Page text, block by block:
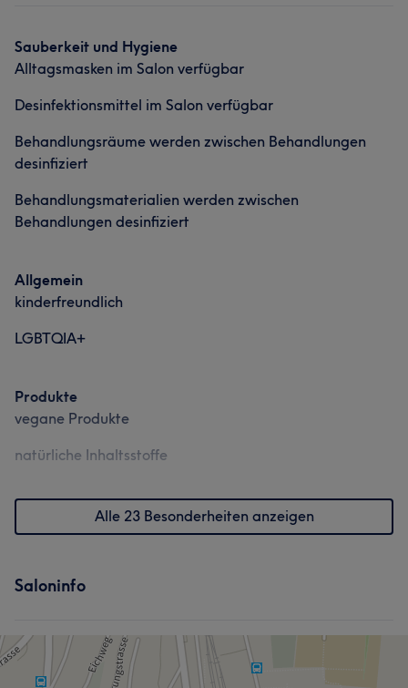
Sauberkeit und Hygiene
Alltagsmasken im Salon verfügbar
Desinfektionsmittel im Salon verfügbar
Behandlungsräume werden zwischen Behandlungen
desinfiziert
Behandlungsmaterialien werden zwischen
Behandlungen desinfiziert
Allgemein
kinderfreundlich
LGBTQIA+
Produkte
vegane Produkte
natürliche Inhaltsstoffe
Alle 23 Besonderheiten anzeigen
Saloninfo